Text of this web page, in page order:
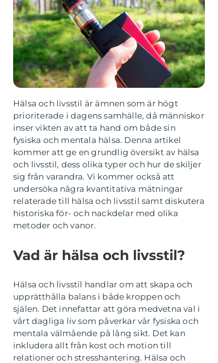
Hälsa och livsstil är ämnen som är högt
prioriterade i dagens samhälle, då människor
inser vikten av att ta hand om både sin
fysiska och mentala hälsa. Denna artikel
kommer att ge en grundlig översikt av hälsa
och livsstil, dess olika typer och hur de skiljer
sig från varandra. Vi kommer också att
undersöka några kvantitativa mätningar
relaterade till hälsa och livsstil samt diskutera
historiska för- och nackdelar med olika
metoder och vanor.
Vad är hälsa och livsstil?
Hälsa och livsstil handlar om att skapa och
upprätthålla balans i både kroppen och
själen. Det innefattar att göra medvetna val i
vårt dagliga liv som påverkar vår fysiska och
mentala välmående på lång sikt. Det kan
inkludera allt från kost och motion till
relationer och stresshantering. Hälsa och